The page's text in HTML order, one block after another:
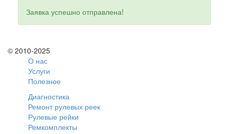
Заявка успешно отправлена!
© 2010-2025
О нас
Услуги
Полезное
Диагностика
Ремонт рулевых реек
Рулевые рейки
Ремкомплекты